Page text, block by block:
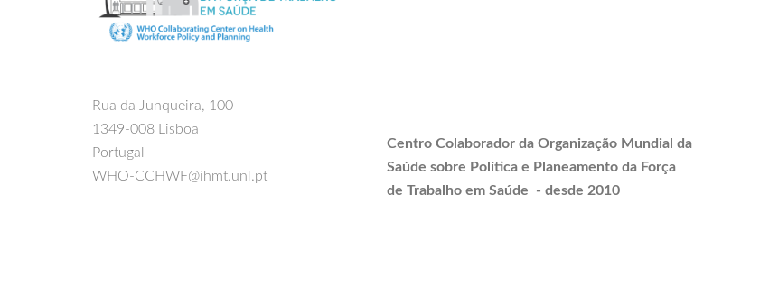
Rua da Junqueira, 100
1349-008 Lisboa
Portugal
WHO-CCHWF@ihmt.unl.pt
Centro Colaborador da Organização Mundial da
Saúde sobre Política e Planeamento da Força
de Trabalho em Saúde - desde 2010